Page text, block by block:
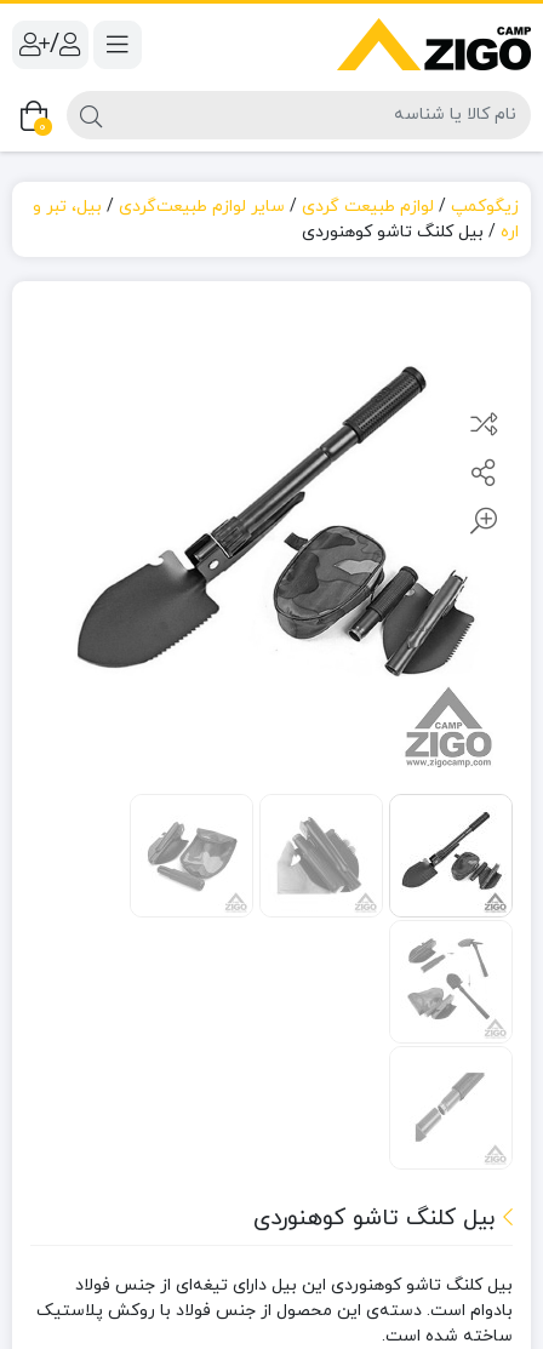
/
0
زیگوکمپ / لوازم طبیعت گردی / سایر لوازم طبیعت‌گردی / بیل، تبر و
اره / بیل کلنگ تاشو کوهنوردی
بیل کلنگ تاشو کوهنوردی
بیل کلنگ تاشو کوهنوردی این بیل دارای تیغه‌ای از جنس فولاد
بادوام است. دسته‌ی این محصول از جنس فولاد با روکش پلاستیک
ساخته شده است.